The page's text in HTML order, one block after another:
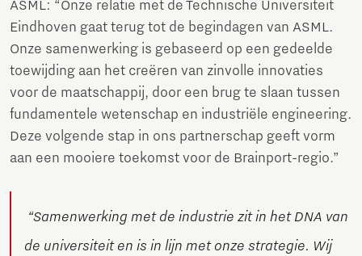
ASML: “Onze relatie met de Technische Universiteit
Eindhoven gaat terug tot de begindagen van ASML.
Onze samenwerking is gebaseerd op een gedeelde
toewijding aan het creëren van zinvolle innovaties
voor de maatschappij, door een brug te slaan tussen
fundamentele wetenschap en industriële engineering.
Deze volgende stap in ons partnerschap geeft vorm
aan een mooiere toekomst voor de Brainport-regio.”
“Samenwerking met de industrie zit in het DNA van
de universiteit en is in lijn met onze strategie. Wij